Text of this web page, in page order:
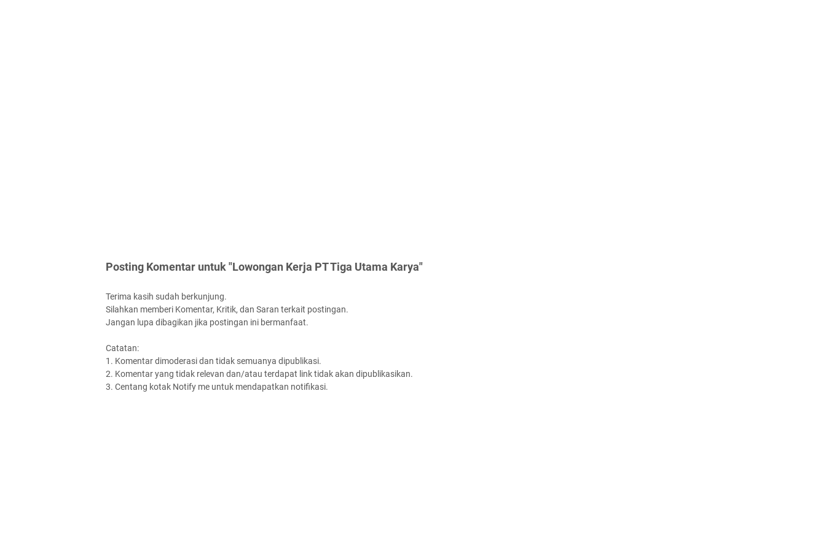
Posting Komentar untuk "Lowongan Kerja PT Tiga Utama Karya"
Terima kasih sudah berkunjung.
Silahkan memberi Komentar, Kritik, dan Saran terkait postingan.
Jangan lupa dibagikan jika postingan ini bermanfaat.
Catatan:
1. Komentar dimoderasi dan tidak semuanya dipublikasi.
2. Komentar yang tidak relevan dan/atau terdapat link tidak akan dipublikasikan.
3. Centang kotak Notify me untuk mendapatkan notifikasi.